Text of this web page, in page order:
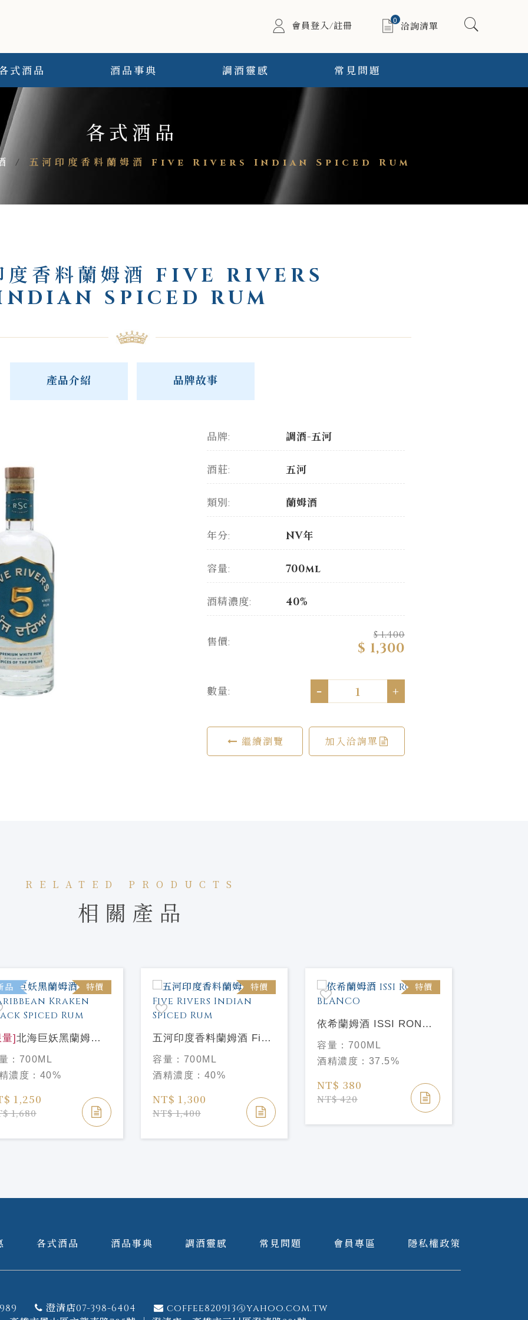
會員登入/註冊 0
洽詢清單
式酒品 酒品事典 調酒靈感 常見問題
各式酒品
/ 五河印度香料蘭姆酒 Five Rivers Indian Spiced Rum
度香料蘭姆酒 FIVE RIVERS
SPICED RUM
產品介紹 品牌故事
品牌: 調酒-五河
酒莊: 五河
類別: 蘭姆酒
年分: NV年
容量: 700ml
酒精濃度: 40%
售價:
$ 1,400
$ 1,300
數量: - +
繼續瀏覽 加入洽詢單
RELATED PRODUCTS
相關產品
品 特價
] 北海巨妖黑蘭姆酒
Kraken Black
Rum
： 700ML
濃度： 40%
1,250
1,680
特價
五河印度香料蘭姆酒 Five
Rivers Indian Spiced
Rum
容量： 700ML
酒精濃度： 40%
NT$ 1,300
NT$ 1,400
特價
依希蘭姆酒 ISSI RON
BLANCO
容量： 700ML
酒精濃度： 37.5%
NT$ 380
NT$ 420
各式酒品 酒品事典 調酒靈感 常見問題 會員專區 隱私權政策
澄清店07-398-6404
coffee820913@yahoo.com.tw